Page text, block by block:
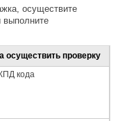
осуществите
выполните
осуществить проверку
кода